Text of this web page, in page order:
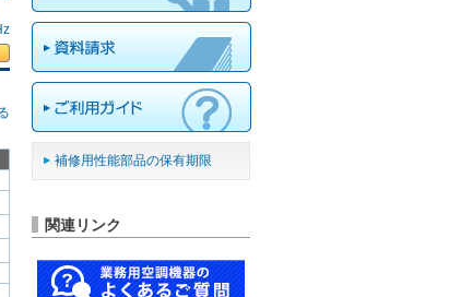
補修用性能部品の保有期限
関連リンク